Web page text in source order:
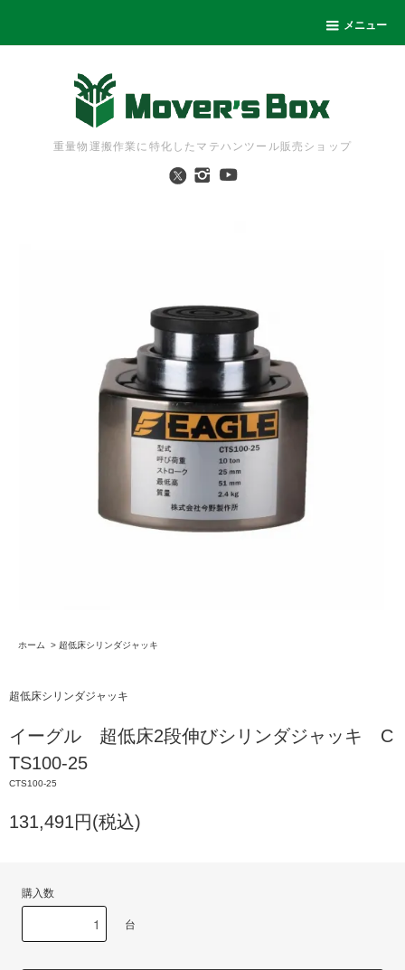
メニュー
重量物運搬作業に特化したマテハンツール販売ショップ
ホーム > 超低床シリンダジャッキ
超低床シリンダジャッキ
イーグル 超低床2段伸びシリンダジャッキ C
TS100-25
CTS100-25
131,491円(税込)
購入数
台